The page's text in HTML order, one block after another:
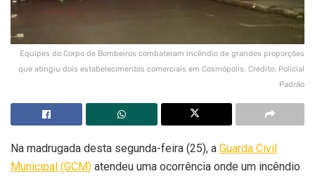
Equipes do Corpo de Bombeiros combateram incêndio de grandes proporções
que atingiu dois estabelecimentos comerciais em Cosmópolis. Crédito: Policial
Padrão
Na madrugada desta segunda-feira (25), a Guarda Civil
Municipal (GCM) atendeu uma ocorrência onde um incêndio